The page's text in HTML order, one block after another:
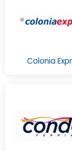
Colonia